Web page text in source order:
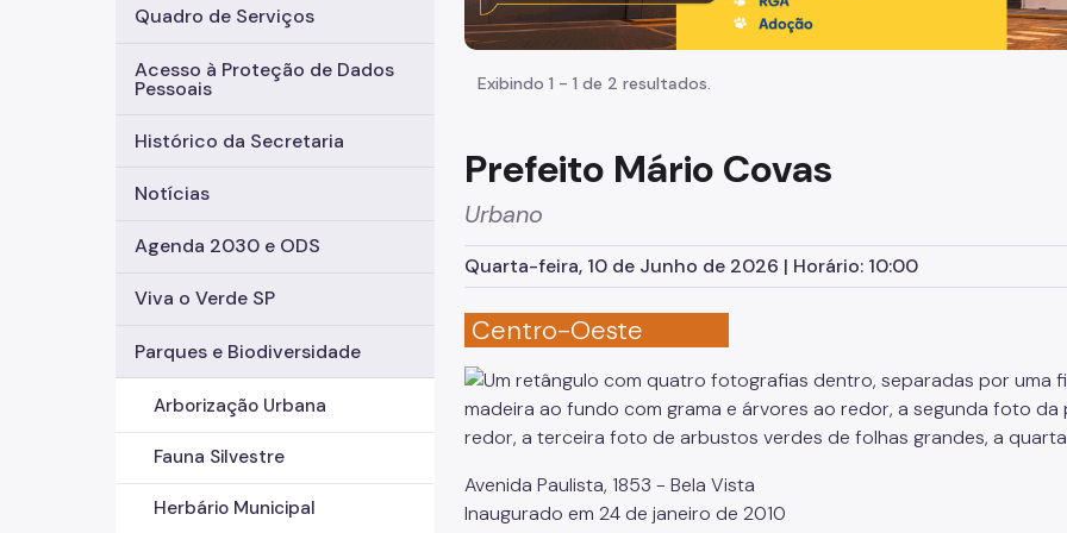
Quadro de Serviços
Acesso à Proteção de Dados
Pessoais
Histórico da Secretaria
Notícias
Agenda 2030 e ODS
Viva o Verde SP
Parques e Biodiversidade
Arborização Urbana
Fauna Silvestre
Herbário Municipal
Exibindo 1 - 1 de 2 resultados.
Prefeito Mário Covas
Urbano
Quarta-feira, 10 de Junho de 2026 | Horário: 10:00
Centro-Oeste
Avenida Paulista, 1853 - Bela Vista
Inaugurado em 24 de janeiro de 2010